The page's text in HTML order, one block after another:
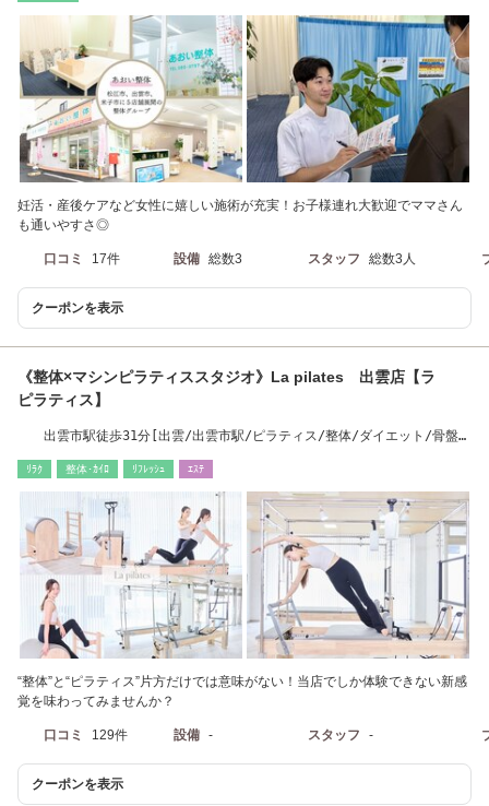
妊活・産後ケアなど女性に嬉しい施術が充実！お子様連れ大歓迎でママさん
も通いやすさ◎
口コミ 17件 設備 総数3 スタッフ 総数3人
クーポンを表示
《整体×マシンピラティススタジオ》La pilates 出雲店【ラ
ピラティス】
出雲市駅徒歩31分[出雲/出雲市駅/ピラティス/整体/ダイエット/骨盤矯
ﾘﾗｸ 整体･ｶｲﾛ ﾘﾌﾚｯｼｭ ｴｽﾃ
“整体”と“ピラティス”片方だけでは意味がない！当店でしか体験できない新感
覚を味わってみませんか？
口コミ 129件 設備 - スタッフ -
クーポンを表示